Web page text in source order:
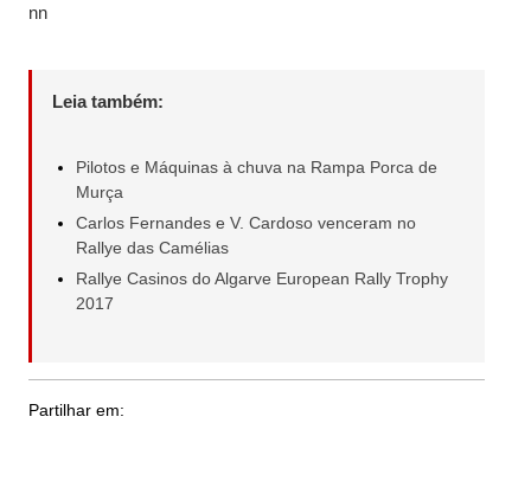
nn
Leia também:
Pilotos e Máquinas à chuva na Rampa Porca de
Murça
Carlos Fernandes e V. Cardoso venceram no
Rallye das Camélias
Rallye Casinos do Algarve European Rally Trophy
2017
Partilhar em: